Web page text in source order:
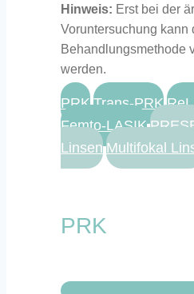
Hinweis: Erst bei der
Voruntersuchung kann
Behandlungsmethode
werden.
PRK Trans-PRK
Femto-LASIK
Linsen Multifokal
PRK